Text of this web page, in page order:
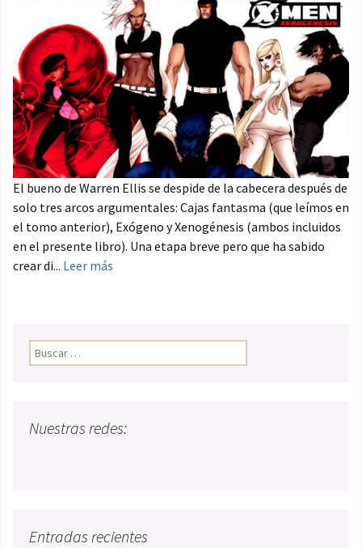
El bueno de Warren Ellis se despide de la cabecera después de
solo tres arcos argumentales: Cajas fantasma (que leímos en
el tomo anterior), Exógeno y Xenogénesis (ambos incluidos
en el presente libro). Una etapa breve pero que ha sabido
crear di... Leer más
Buscar:
Nuestras redes:
Entradas recientes